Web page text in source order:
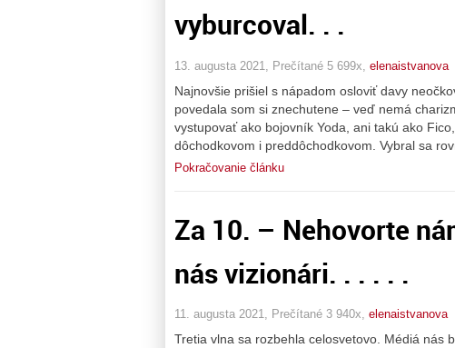
vyburcoval. . .
13. augusta 2021, Prečítané 5 699x, elenaistvanova
Najnovšie prišiel s nápadom osloviť davy
povedala som si znechutene – veď nemá
vystupovať ako bojovník Yoda, ani takú ako
dôchodkovom i preddôchodkovom. Vybral sa
Pokračovanie článku
Za 10. – Nehovorte
nás vizionári. . . . . .
11. augusta 2021, Prečítané 3 940x, elenaistvanova
Tretia vlna sa rozbehla celosvetovo. Médiá nás